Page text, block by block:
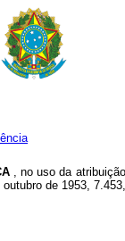
, no uso da
de 1953,